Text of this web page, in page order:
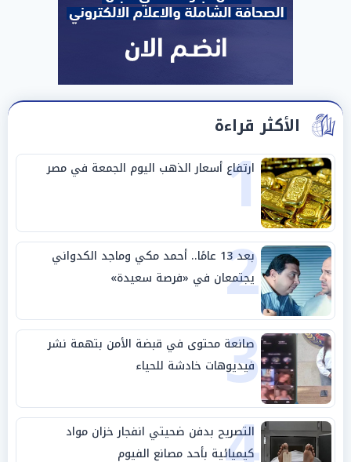
الأكثر قراءة
1
ارتفاع أسعار الذهب اليوم الجمعة في مصر
2 بعد 13 عامًا.. أحمد مكي وماجد الكدواني
يجتمعان في «فرصة سعيدة»
3
صانعة محتوى في قبضة الأمن بتهمة نشر
فيديوهات خادشة للحياء
التصريح بدفن ضحيتي انفجار خزان مواد
كيميائية بأحد مصانع الفيوم